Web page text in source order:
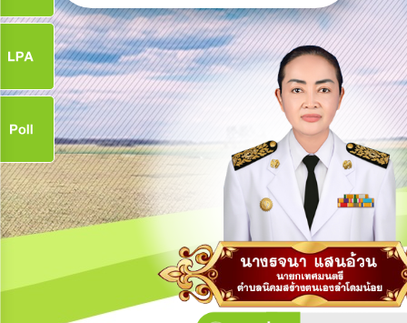
ข่าว
ประชาสัมพันธ์
การ
เผย
ข้อมูล
สาธารณะ
OIT
การ
ปฏิสัมพันธ์